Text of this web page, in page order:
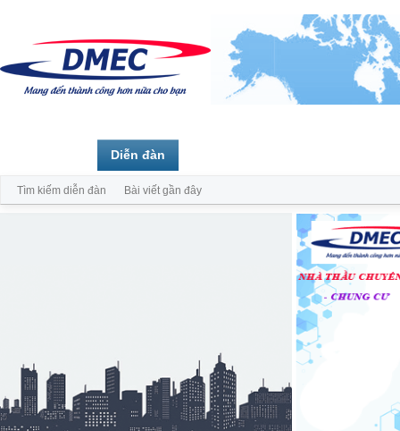
Diễn đàn
Tìm kiếm diễn đàn Bài viết gần đây